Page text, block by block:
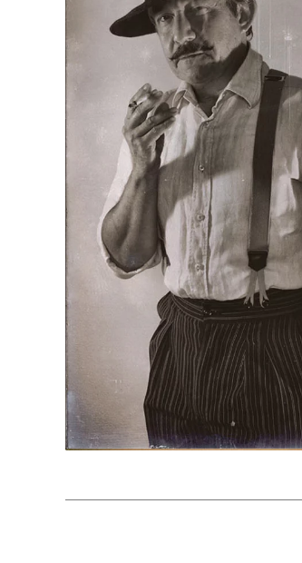
Les petits secrets
de la famille